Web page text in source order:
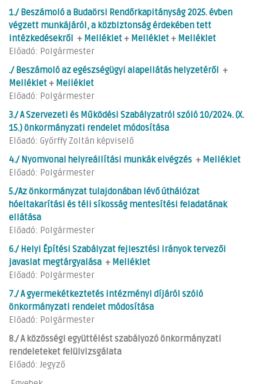
1./ Beszámoló a Budaörsi Rendőrkapitányság 2025. évben
végzett munkájáról, a közbiztonság érdekében tett
intézkedésekről
+ Melléklet + Melléklet + Melléklet
Előadó: Polgármester
./ Beszámoló az egészségügyi alapellátás helyzetéről
+
Melléklet + Melléklet
Előadó: Polgármester
3./ A Szervezeti és Működési Szabályzatról szóló 10/2024. (X.
15.) önkormányzati rendelet módosítása
Előadó: Győrffy Zoltán képviselő
4./ Nyomvonal helyreállítási munkák elvégzés + Melléklet
Előadó: Polgármester
5./Az önkormányzat tulajdonában lévő úthálózat
hóeltakarítási és téli síkosság mentesítési feladatának
ellátása
Előadó: Polgármester
6./ Helyi Építési Szabályzat fejlesztési irányok tervezői
javaslat megtárgyalása + Melléklet
Előadó: Polgármester
7./ A gyermekétkeztetés intézményi díjáról szóló
önkormányzati rendelet módosítása
Előadó: Polgármester
8./ A közösségi együttélést szabályozó önkormányzati
rendeleteket felülvizsgálata
Előadó: Jegyző